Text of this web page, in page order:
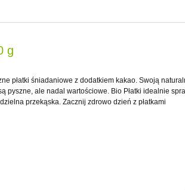
g
płatki śniadaniowe z dodatkiem kakao. Swoją
pyszne, ale nadal wartościowe. Bio Płatki idealnie
przekąska. Zacznij zdrowo dzień z płatkami